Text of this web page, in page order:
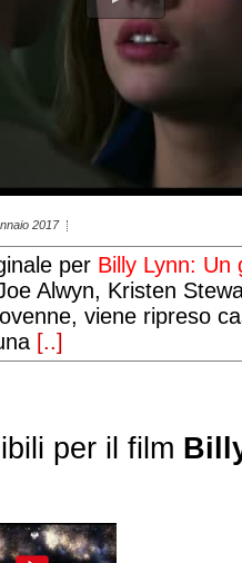
2017
per Billy Lynn: Un
Alwyn, Kristen
viene ripreso
[..]
per il film